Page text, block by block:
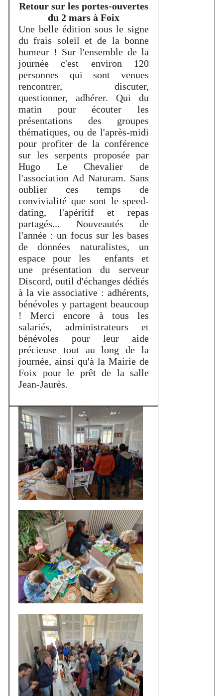
Retour sur les portes-ouvertes
du 2 mars à Foix
Une belle édition sous le signe
du frais soleil et de la bonne
humeur ! Sur l'ensemble de la
journée c'est environ 120
personnes qui sont venues
rencontrer, discuter,
questionner, adhérer. Qui du
matin pour écouter les
présentations des groupes
thématiques, ou de l'après-midi
pour profiter de la conférence
sur les serpents proposée par
Hugo Le Chevalier de
l'association Ad Naturam. Sans
oublier ces temps de
convivialité que sont le speed-
dating, l'apéritif et repas
partagés... Nouveautés de
l'année : un focus sur les bases
de données naturalistes, un
espace pour les enfants et
une présentation du serveur
Discord, outil d'échanges dédiés
à la vie associative : adhérents,
bénévoles y partagent beaucoup
! Merci encore à tous les
salariés, administrateurs et
bénévoles pour leur aide
précieuse tout au long de la
journée, ainsi qu'à la Mairie de
Foix pour le prêt de la salle
Jean-Jaurès.